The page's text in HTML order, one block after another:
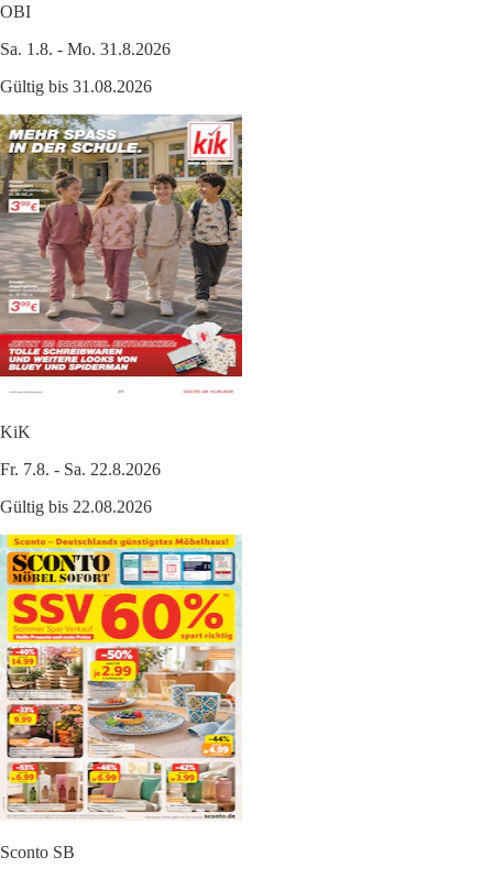
OBI
Sa. 1.8. - Mo. 31.8.2026
Gültig bis 31.08.2026
KiK
Fr. 7.8. - Sa. 22.8.2026
Gültig bis 22.08.2026
Sconto SB